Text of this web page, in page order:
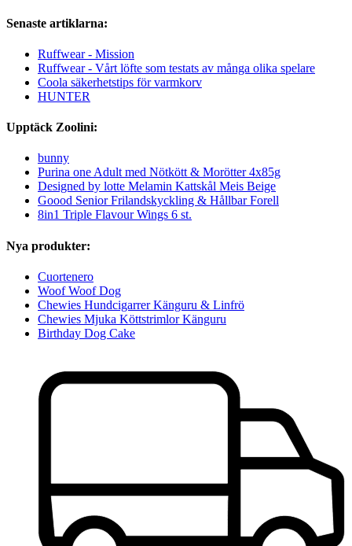
Senaste artiklarna:
Ruffwear - Mission
Ruffwear - Vårt löfte som testats av många olika spelare
Coola säkerhetstips för varmkorv
HUNTER
Upptäck Zoolini:
bunny
Purina one Adult med Nötkött & Morötter 4x85g
Designed by lotte Melamin Kattskål Meis Beige
Goood Senior Frilandskyckling & Hållbar Forell
8in1 Triple Flavour Wings 6 st.
Nya produkter:
Cuortenero
Woof Woof Dog
Chewies Hundcigarrer Känguru & Linfrö
Chewies Mjuka Köttstrimlor Känguru
Birthday Dog Cake